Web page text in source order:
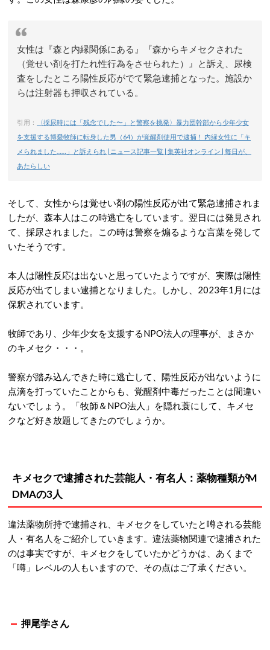
女性は『森と内縁関係にある』『森からキメセクされた
（覚せい剤を打たれ性行為をさせられた）』と訴え、尿検
査をしたところ陽性反応がでて緊急逮捕となった。施設か
らは注射器も押収されている。
引用：
〈採尿時には「残念でした〜」と警察を挑発〉暴力団幹部から少年少女
を支援する博愛牧師に転身した男（64）が覚醒剤使用で逮捕！ 内縁女性に「キ
メられました……」と訴えられ | ニュース記事一覧 | 集英社オンライン | 毎日が、
あたらしい
そして、女性からは覚せい剤の陽性反応が出て緊急逮捕されま
したが、森本人はこの時逃亡をしています。翌日には発見され
て、採尿されました。この時は警察を煽るような言葉を発して
いたそうです。
本人は陽性反応は出ないと思っていたようですが、実際は陽性
反応が出てしまい逮捕となりました。しかし、2023年1月には
保釈されています。
牧師であり、少年少女を支援するNPO法人の理事が、まさか
のキメセク・・・。
警察が踏み込んできた時に逃亡して、陽性反応が出ないように
点滴を打っていたことからも、覚醒剤中毒だったことは間違い
ないでしょう。「牧師＆NPO法人」を隠れ蓑にして、キメセ
クなど好き放題してきたのでしょうか。
キメセクで逮捕された芸能人・有名人：薬物種類がM
DMAの3人
違法薬物所持で逮捕され、キメセクをしていたと噂される芸能
人・有名人をご紹介していきます。違法薬物関連で逮捕された
のは事実ですが、キメセクをしていたかどうかは、あくまで
「噂」レベルの人もいますので、その点はご了承ください。
押尾学さん